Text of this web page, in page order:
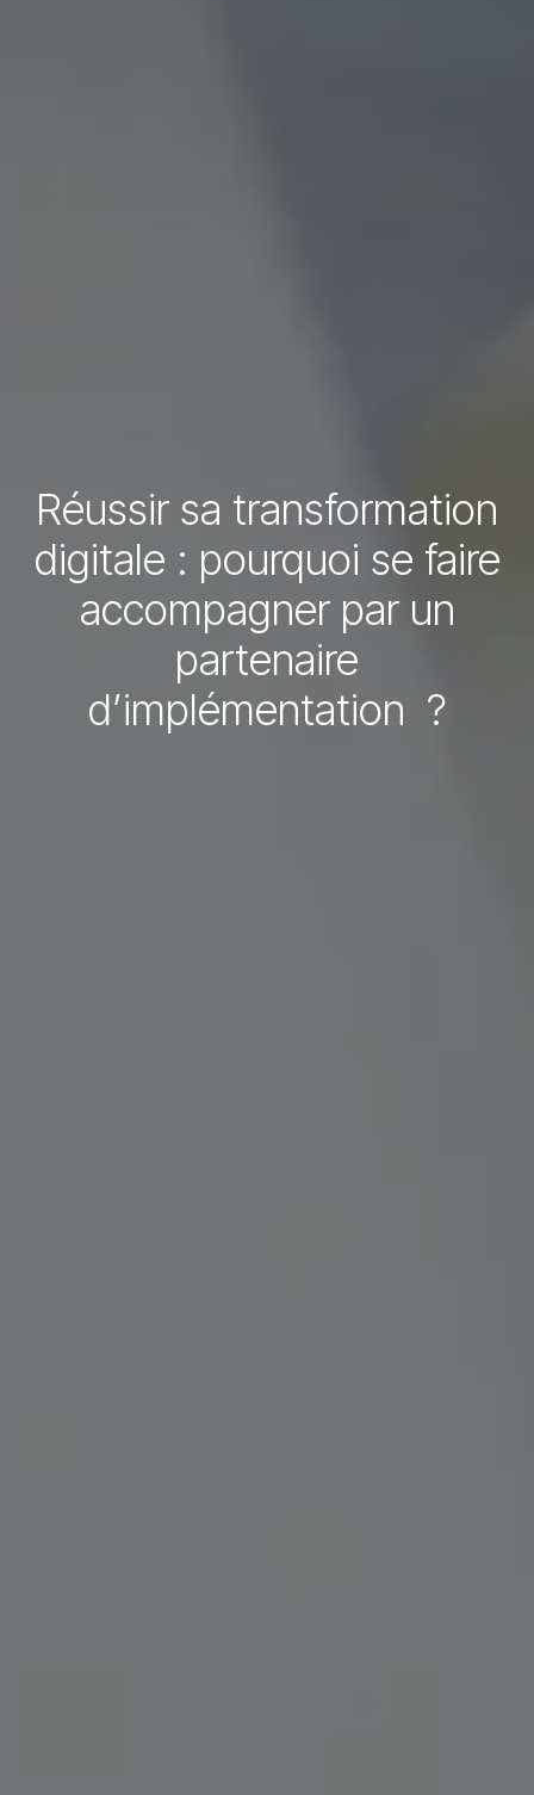
Réussir sa transformation
digitale : pourquoi se faire
accompagner par un
partenaire
d’implémentation ?